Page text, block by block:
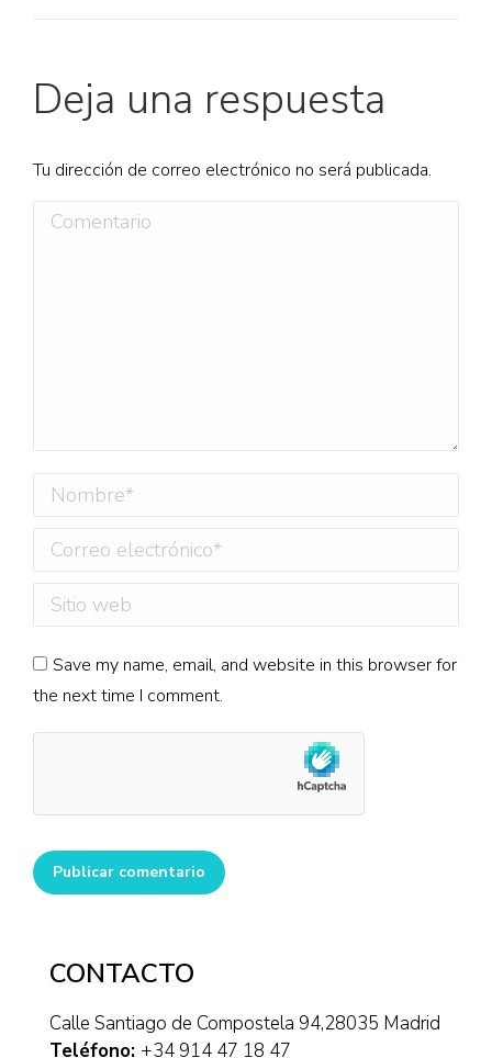
Deja una respuesta
Tu dirección de correo electrónico no será publicada.
Comentario
Nombre *
Correo electrónico *
Sitio web
Save my name, email, and website in this browser for
the next time I comment.
Publicar comentario
CONTACTO
Calle Santiago de Compostela 94,28035 Madrid
Teléfono: +34 914 47 18 47